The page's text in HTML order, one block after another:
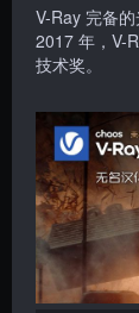
V-Ray 完备
2017 年，V-
技术奖。